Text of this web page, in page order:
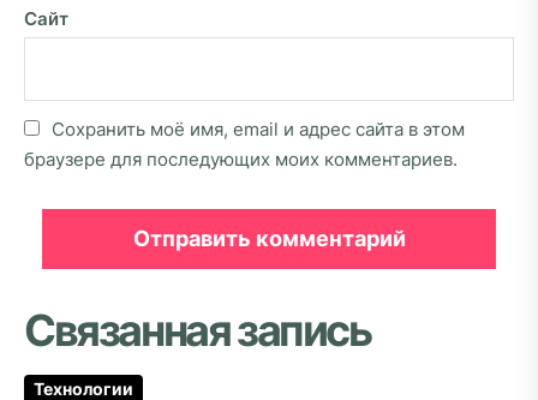
Сайт
Сохранить моё имя, email и адрес сайта в этом
браузере для последующих моих комментариев.
Связанная запись
Технологии